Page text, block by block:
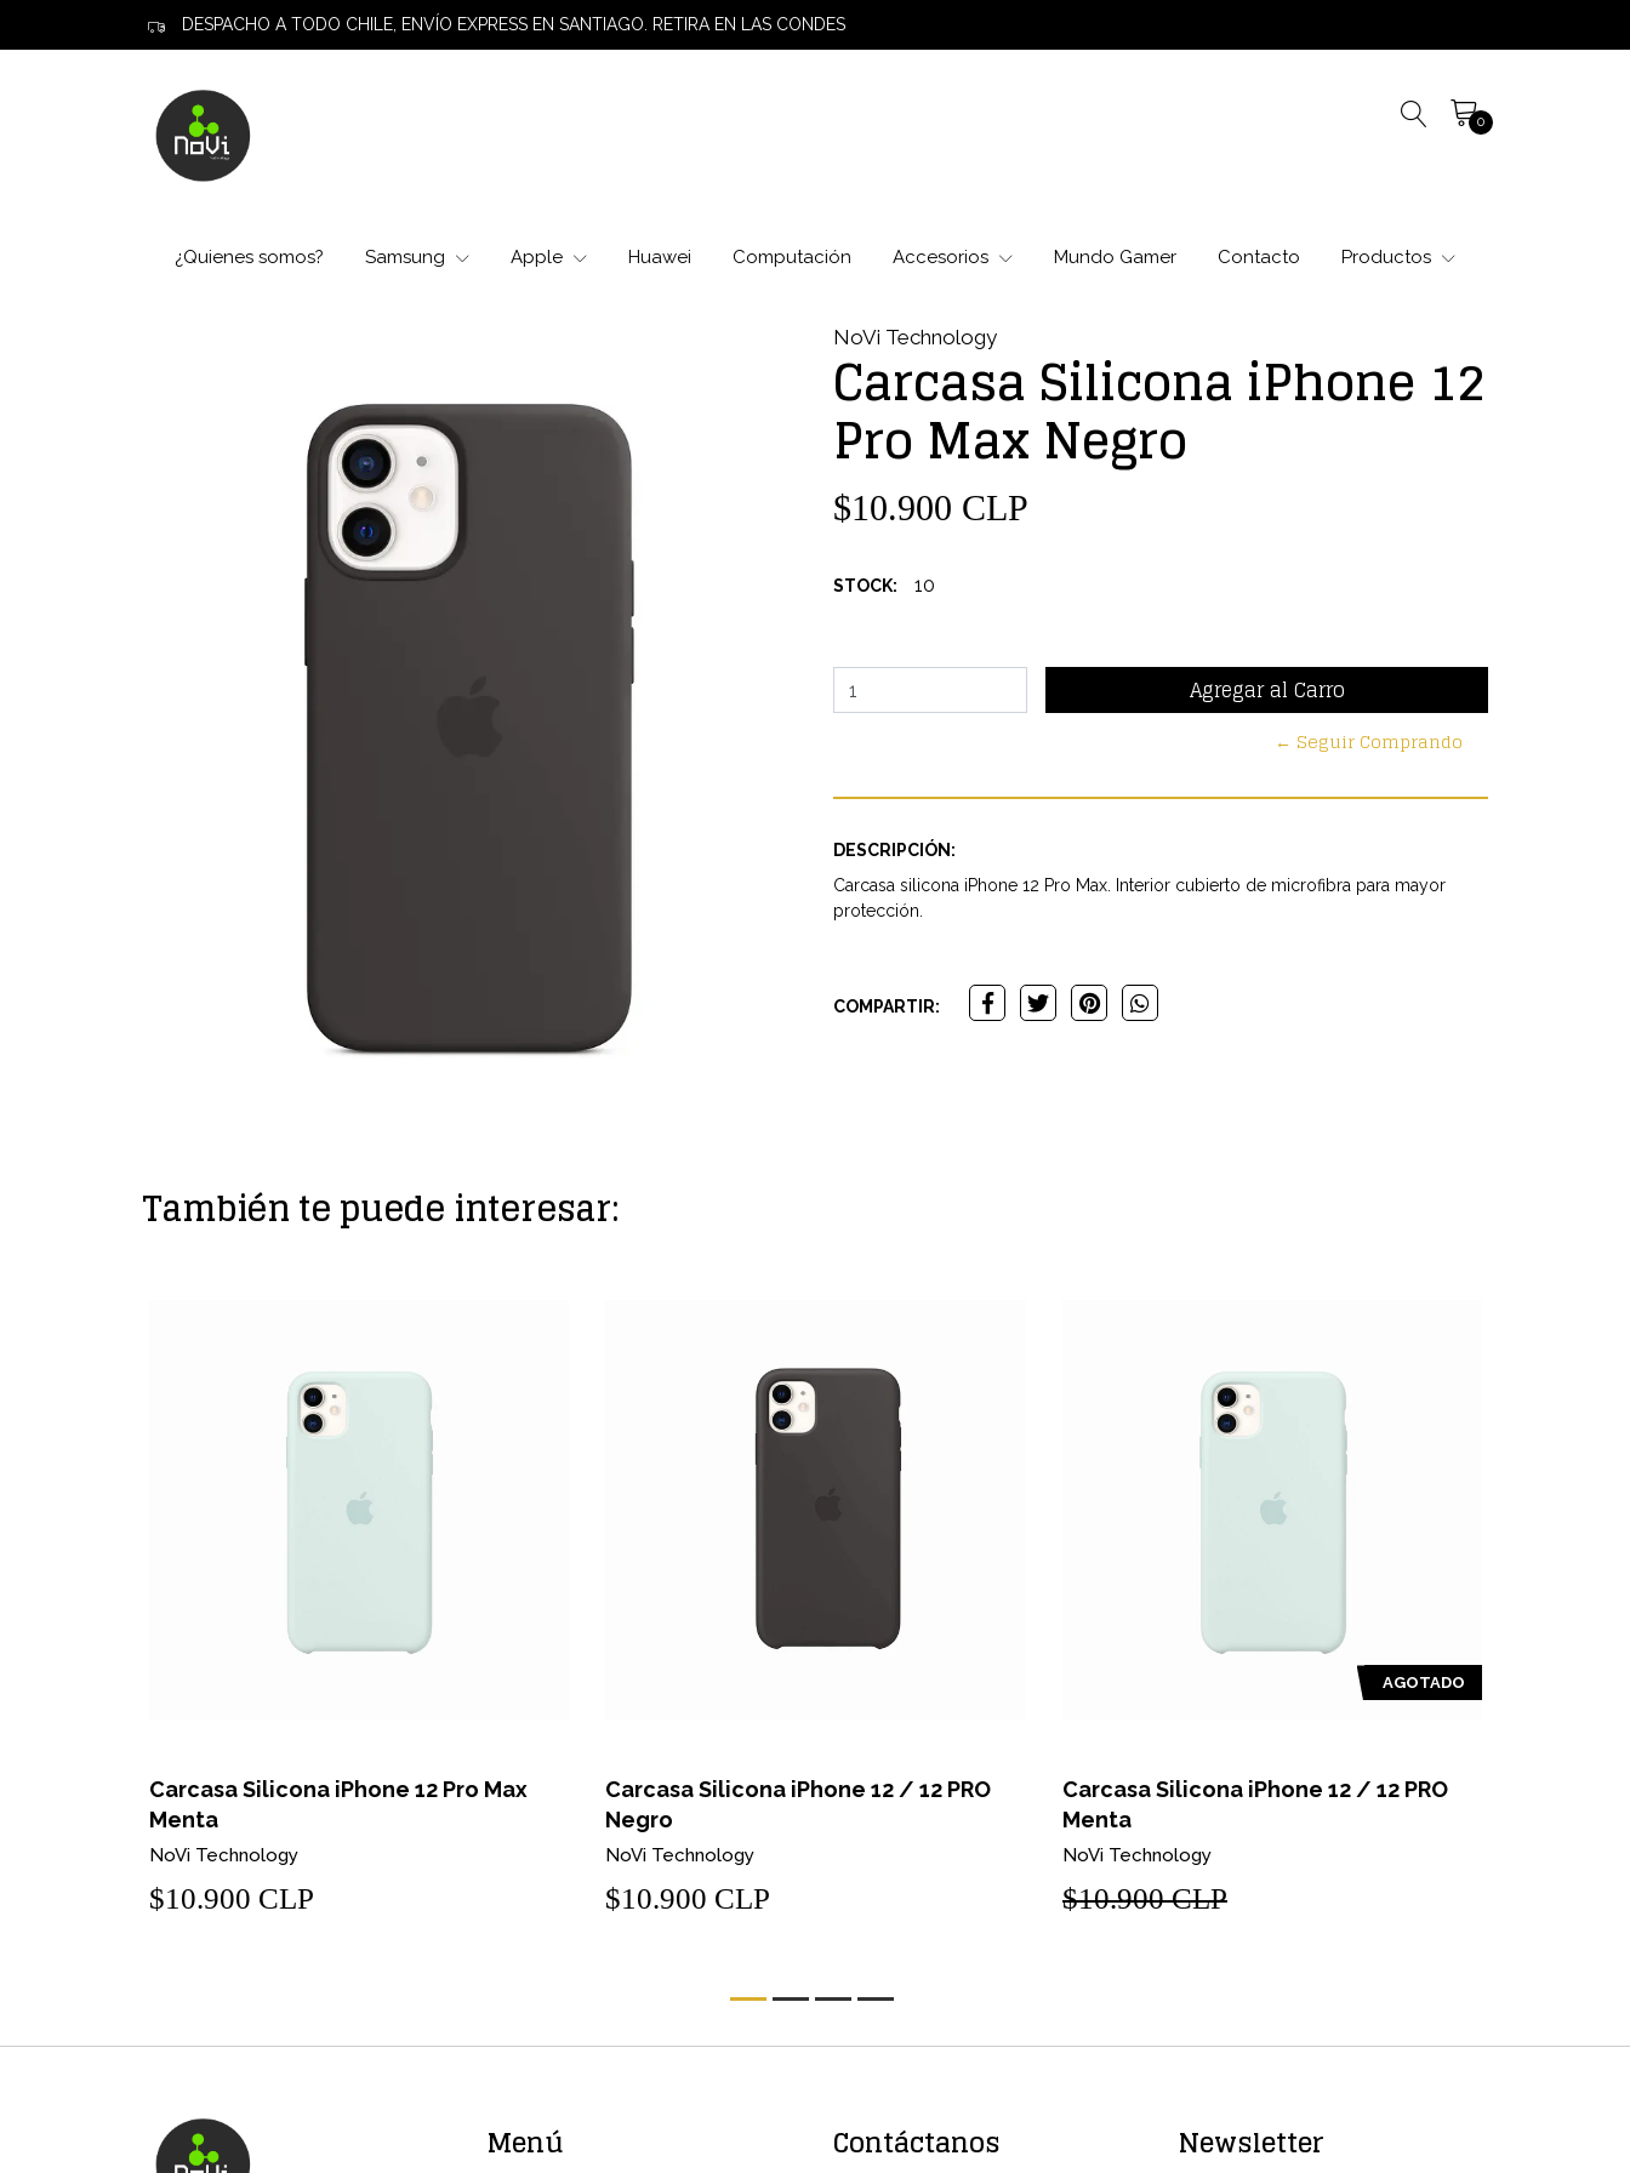
DESPACHO A TODO CHILE, ENVÍO EXPRESS EN SANTIAGO. RETIRA EN LAS CONDES
0
¿Quienes somos? Samsung Apple Huawei Computación Accesorios Mundo Gamer Contacto Productos
NoVi Technology
Carcasa Silicona iPhone 12
Pro Max Negro
$10.900 CLP
STOCK: 10
← Seguir Comprando
DESCRIPCIÓN:
Carcasa silicona iPhone 12 Pro Max. Interior cubierto de microfibra para mayor
protección.
COMPARTIR:
También te puede interesar:
Carcasa Silicona iPhone 12 Pro Max
Menta
NoVi Technology
$10.900 CLP
Carcasa Silicona iPhone 12 / 12 PRO
Negro
NoVi Technology
$10.900 CLP
AGOTADO
Carcasa Silicona iPhone 12 / 12 PRO
Menta
NoVi Technology
$10.900 CLP
Menú Contáctanos Newsletter